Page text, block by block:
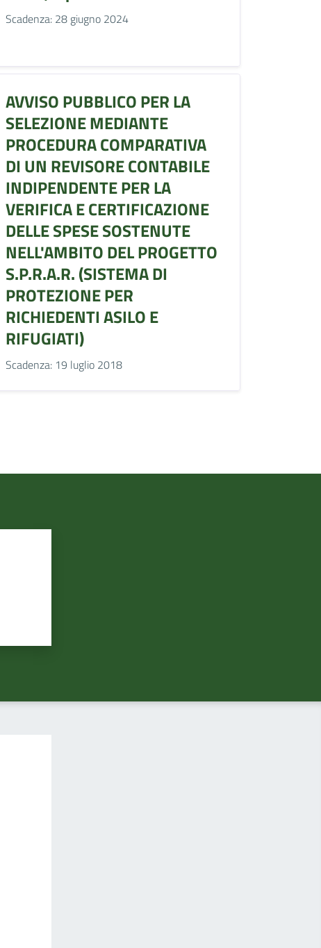
Scadenza: 28 giugno 2024
AVVISO PUBBLICO PER LA
SELEZIONE MEDIANTE
PROCEDURA COMPARATIVA
DI UN REVISORE CONTABILE
INDIPENDENTE PER LA
VERIFICA E CERTIFICAZIONE
DELLE SPESE SOSTENUTE
NELL'AMBITO DEL PROGETTO
S.P.R.A.R. (SISTEMA DI
PROTEZIONE PER
RICHIEDENTI ASILO E
RIFUGIATI)
Scadenza: 19 luglio 2018